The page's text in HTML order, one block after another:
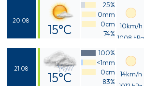
13°C
20.08
15°C
14°C
25%
0mm
0cm
74%
10km/h
1008 hPa
21.08
15°C
100%
<1mm
0cm
83%
14km/h